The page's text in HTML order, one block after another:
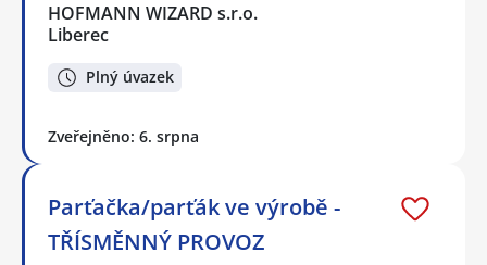
HOFMANN WIZARD s.r.o.
Liberec
Plný úvazek
Zveřejněno: 6. srpna
Parťačka/parťák ve výrobě -
TŘÍSMĚNNÝ PROVOZ